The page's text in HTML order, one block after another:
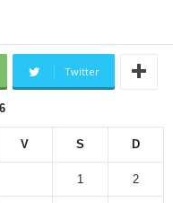
Twitter
V S D
1 2